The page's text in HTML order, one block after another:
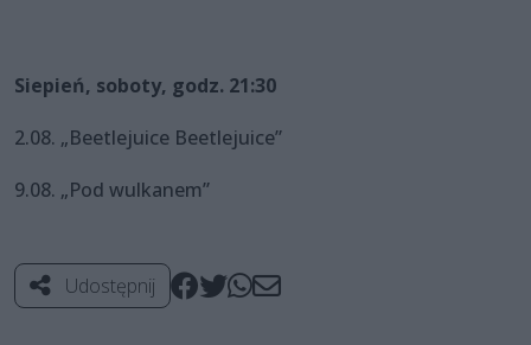
Siepień, soboty, godz. 21:30
2.08. „Beetlejuice Beetlejuice”
9.08. „Pod wulkanem”
Udostępnij